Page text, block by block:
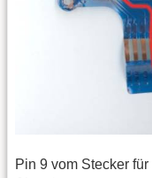
Pin 9 vom Stecker